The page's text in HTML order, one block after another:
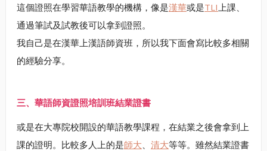
這個證照在學習華語教學的機構，像是漢華或是TLI 上課、
通過筆試及試教後可以拿到證照。
我自己是在漢華上漢語師資班，所以我下面會寫比較多相關
的經驗分享。
三、華語師資證照培訓班結業證書
或是在大專院校開設的華語教學課程，在結業之後會拿到上
課的證明。比較多人上的是師大 清大等等。雖然結業證書